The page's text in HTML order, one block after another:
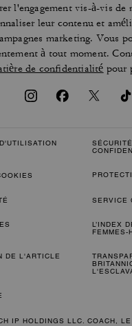
l'engagement vis-à-vis de
leur contenu et
marketing. Vous
à tout moment.
de confidentialité pour
SERVICE
L’INDEX
FEMMES-
DE L'ARTICLE
IP HOLDINGS LLC. COACH,